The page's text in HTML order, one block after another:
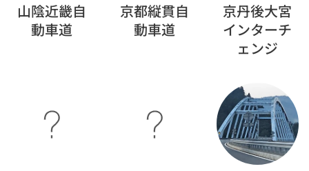
山陰近畿自
動車道
京都縦貫自
動車道
京丹後大宮
インターチ
ェンジ